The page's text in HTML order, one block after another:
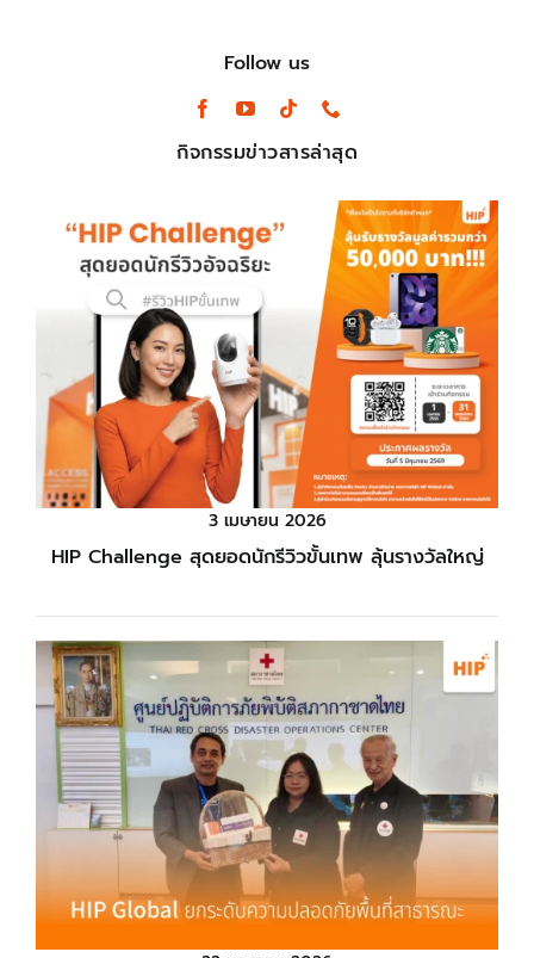
Follow us
กิจกรรมข่าวสารล่าสุด
3 เมษายน 2026
HIP Challenge สุดยอดนักรีวิวขั้นเทพ ลุ้นรางวัลใหญ่